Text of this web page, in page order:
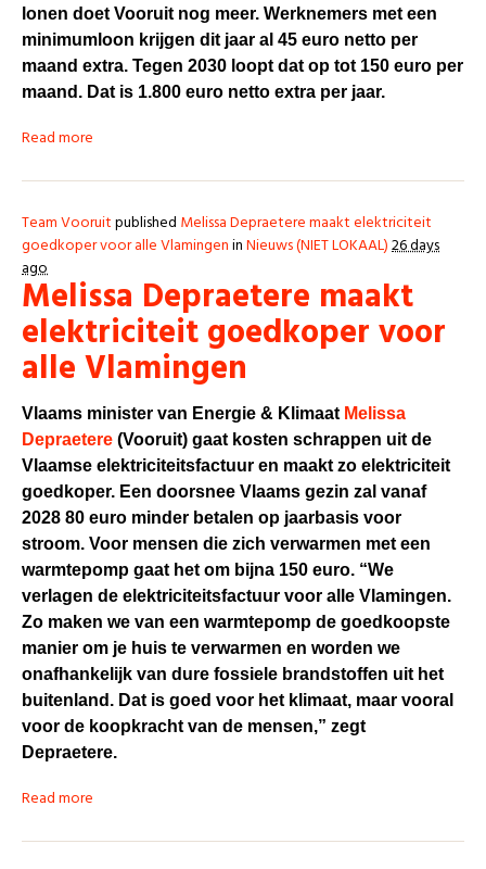
lonen doet Vooruit nog meer. Werknemers met een
minimumloon krijgen dit jaar al 45 euro netto per
maand extra. Tegen 2030 loopt dat op tot 150 euro per
maand. Dat is 1.800 euro netto extra per jaar.
Read more
Team Vooruitpublished Melissa Depraetere maakt elektriciteit
goedkoper voor alle VlamingeninNieuws (NIET LOKAAL)26 days
ago
Melissa Depraetere maakt
elektriciteit goedkoper voor
alle Vlamingen
Vlaams minister van Energie & Klimaat Melissa
Depraetere (Vooruit) gaat kosten schrappen uit de
Vlaamse elektriciteitsfactuur en maakt zo elektriciteit
goedkoper. Een doorsnee Vlaams gezin zal vanaf
2028 80 euro minder betalen op jaarbasis voor
stroom. Voor mensen die zich verwarmen met een
warmtepomp gaat het om bijna 150 euro. “We
verlagen de elektriciteitsfactuur voor alle Vlamingen.
Zo maken we van een warmtepomp de goedkoopste
manier om je huis te verwarmen en worden we
onafhankelijk van dure fossiele brandstoffen uit het
buitenland. Dat is goed voor het klimaat, maar vooral
voor de koopkracht van de mensen,” zegt
Depraetere.
Read more